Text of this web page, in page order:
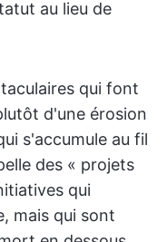
au lieu de
qui font
d'une érosion
s'accumule au fil
des « projets
qui
mais qui sont